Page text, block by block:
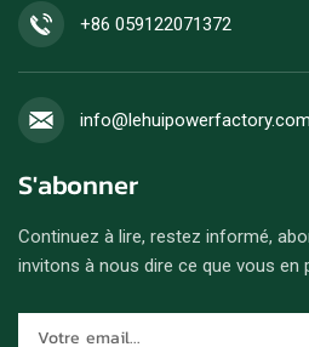
+86 059122071372
info@lehuipowerfactory.com
S'abonner
Continuez à lire, restez informé,
invitons à nous dire ce que vous en